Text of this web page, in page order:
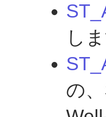
しま
の